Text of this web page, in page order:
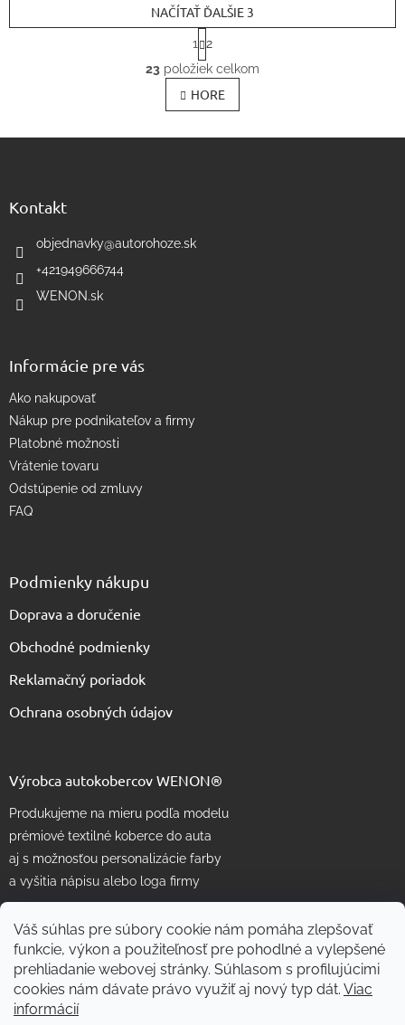
Váš súhlas pre súbory cookie nám pomáha zlepšovať
funkcie, výkon a použiteľnosť pre pohodlné a vylepšené
prehliadanie webovej stránky. Súhlasom s profilujúcimi
cookies nám dávate právo využiť aj nový typ dát. Viac
informácií
O
v
l
á
NAČÍTAŤ ĎALŠIE 3
S
t
r
á
n
k
v
1 2
23 položiek celkom
HORE
Kontakt
objednavky@autorohoze.sk
+421949666744
WENON.sk
Informácie pre vás
Ako nakupovať
Nákup pre podnikateľov a firmy
Platobné možnosti
Vrátenie tovaru
Odstúpenie od zmluvy
FAQ
Podmienky nákupu
Doprava a doručenie
Obchodné podmienky
Reklamačný poriadok
Ochrana osobných údajov
Výrobca autokobercov WENON®
Produkujeme na mieru podľa modelu
prémiové textilné koberce do auta
aj s možnosťou personalizácie farby
a vyšitia nápisu alebo loga firmy